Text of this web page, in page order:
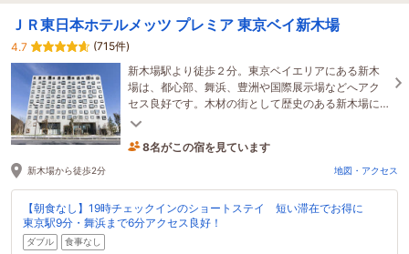
ＪＲ東日本ホテルメッツ プレミア 東京ベイ新木場
4.7
(715件)
新木場駅より徒歩２分。東京ベイエリアにある新木
場は、都心部、舞浜、豊洲や国際展示場などへアク
セス良好です。木材の街として歴史のある新木場に
ちなみ、木のあたたかみを感じていただける上質な
48分前に予約されました
新木場から徒歩2分 地図・アクセス
【朝食なし】19時チェックインのショートステイ 短い滞在でお得に
東京駅9分・舞浜まで6分アクセス良好！
ダブル 食事なし